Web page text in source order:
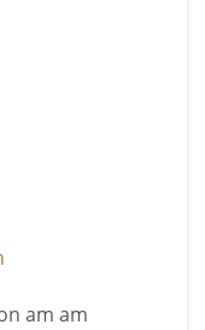
am am